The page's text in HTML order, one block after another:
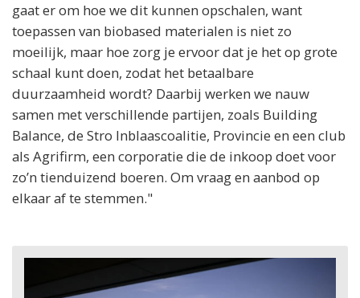
gaat er om hoe we dit kunnen opschalen, want
toepassen van biobased materialen is niet zo
moeilijk, maar hoe zorg je ervoor dat je het op grote
schaal kunt doen, zodat het betaalbare
duurzaamheid wordt? Daarbij werken we nauw
samen met verschillende partijen, zoals Building
Balance, de Stro Inblaascoalitie, Provincie en een club
als Agrifirm, een corporatie die de inkoop doet voor
zo’n tienduizend boeren. Om vraag en aanbod op
elkaar af te stemmen."